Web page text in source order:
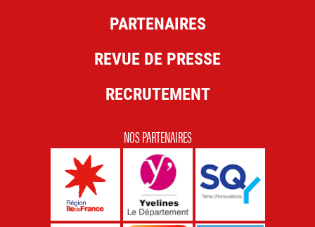
PARTENAIRES
REVUE DE PRESSE
RECRUTEMENT
NOS PARTENAIRES